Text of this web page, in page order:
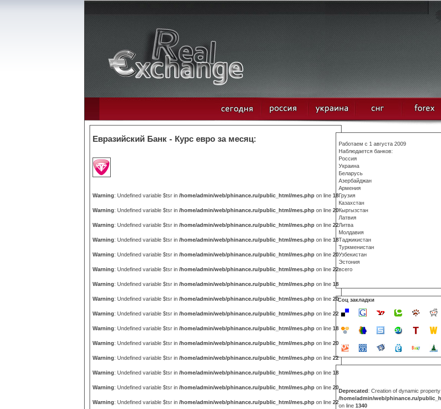
Евразийский Банк - Курс евро за месяц:
Warning: Undefined variable $tsr in /home/admin/web/phinance.ru/public_html/mes.php on line 18
Warning: Undefined variable $tsr in /home/admin/web/phinance.ru/public_html/mes.php on line 20
Warning: Undefined variable $tsr in /home/admin/web/phinance.ru/public_html/mes.php on line 22
Warning: Undefined variable $tsr in /home/admin/web/phinance.ru/public_html/mes.php on line 18
Warning: Undefined variable $tsr in /home/admin/web/phinance.ru/public_html/mes.php on line 20
Warning: Undefined variable $tsr in /home/admin/web/phinance.ru/public_html/mes.php on line 22
Warning: Undefined variable $tsr in /home/admin/web/phinance.ru/public_html/mes.php on line 18
Warning: Undefined variable $tsr in /home/admin/web/phinance.ru/public_html/mes.php on line 20
Warning: Undefined variable $tsr in /home/admin/web/phinance.ru/public_html/mes.php on line 22
Warning: Undefined variable $tsr in /home/admin/web/phinance.ru/public_html/mes.php on line 18
Warning: Undefined variable $tsr in /home/admin/web/phinance.ru/public_html/mes.php on line 20
Warning: Undefined variable $tsr in /home/admin/web/phinance.ru/public_html/mes.php on line 22
Warning: Undefined variable $tsr in /home/admin/web/phinance.ru/public_html/mes.php on line 18
Warning: Undefined variable $tsr in /home/admin/web/phinance.ru/public_html/mes.php on line 20
Warning: Undefined variable $tsr in /home/admin/web/phinance.ru/public_html/mes.php on line 22
Работаем с 1 августа 2009
Наблюдается банков:
Россия
Украина
Беларусь
Азербайджан
Армения
Грузия
Казахстан
Кыргызстан
Латвия
Литва
Молдавия
Таджикистан
Туркменистан
Узбекистан
Эстония
всего
Соц закладки
Deprecated: Creation of dynamic
/home/admin/web/phinance.ru/
on line 1340